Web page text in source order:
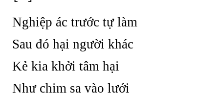
Nghiệp ác trước tự làm
Sau đó hại người khác
Kẻ kia khởi tâm hại
Như chim sa vào lưới